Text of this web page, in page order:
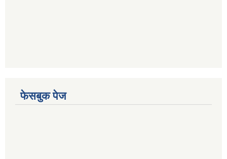
फेसबुक पेज